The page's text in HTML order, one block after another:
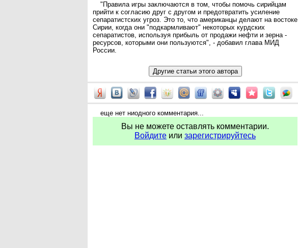
"Правила игры заключаются в том, чтобы помочь сирийцам
прийти к согласию друг с другом и предотвратить усиление
сепаратистских угроз. Это то, что американцы делают на востоке
Сирии, когда они "подкармливают" некоторых курдских
сепаратистов, используя прибыль от продажи нефти и зерна -
ресурсов, которыми они пользуются", - добавил глава МИД
России.
еще нет ниодного комментария...
Вы не можете оставлять комментарии.
Войдите или зарегистрируйтесь